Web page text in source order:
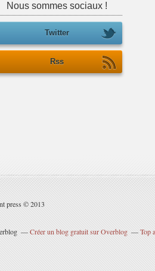
Nous sommes sociaux !
Twitter
Rss
press © 2013
Créer un blog gratuit sur Overblog Top